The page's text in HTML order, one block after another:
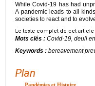
While Covid-19 has had
A pandemic leads to all
societies to react and to
Le texte complet de cet
Mots clés : Covid-19, deuil
Keywords : bereavement
Plan
Pandémies et Histoire